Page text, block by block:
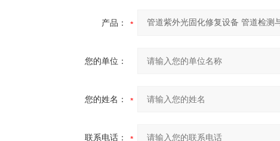
产品：
您的单位：
您的姓名：
联系电话：